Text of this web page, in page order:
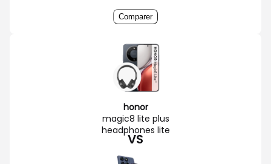
Comparer
honor
magic8 lite plus
headphones lite
VS